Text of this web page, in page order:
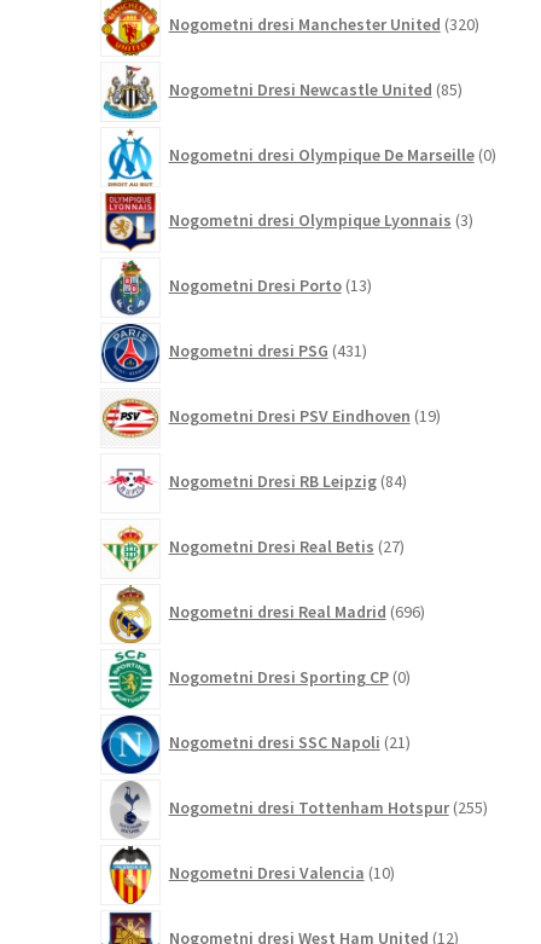
Nogometni dresi Manchester United 320izdelkov
Nogometni Dresi Newcastle United 85izdelkov
Nogometni dresi Olympique De Marseille 0
Nogometni dresi Olympique Lyonnais 3izdelki
Nogometni Dresi Porto 13izdelkov
Nogometni dresi PSG 431izdelkov
Nogometni Dresi PSV Eindhoven 19izdelkov
Nogometni Dresi RB Leipzig 84izdelkov
Nogometni Dresi Real Betis 27izdelkov
Nogometni dresi Real Madrid 696izdelkov
Nogometni Dresi Sporting CP 0izdelkov
Nogometni dresi SSC Napoli 21izdelkov
Nogometni dresi Tottenham Hotspur 255
Nogometni Dresi Valencia 10izdelkov
Nogometni dresi West Ham United 12